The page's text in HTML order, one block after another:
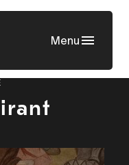
Menu